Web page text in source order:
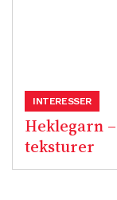
Heklegarn
teksturer
INTERESSER